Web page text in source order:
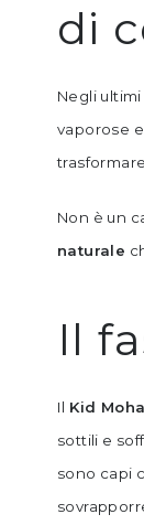
di
Negli
vaporose
Non è un
naturale
Il
Il Kid
sottili e
sono capi